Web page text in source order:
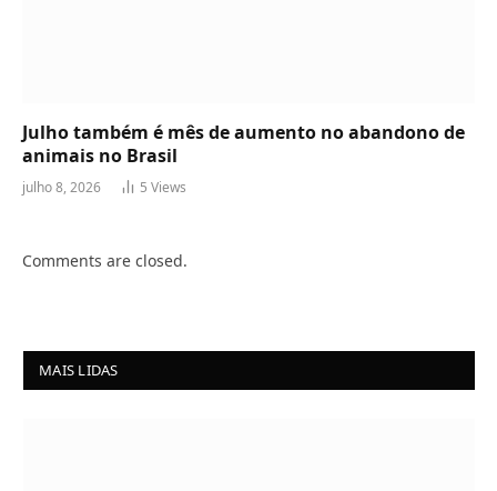
Julho também é mês de aumento no abandono de
animais no Brasil
julho 8, 2026 5 Views
Comments are closed.
MAIS LIDAS